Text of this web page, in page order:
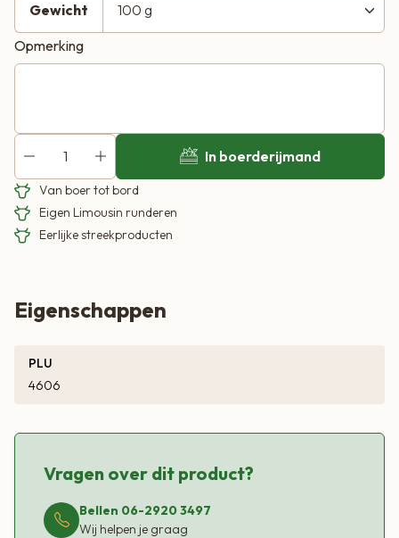
Gewicht
Opmerking
In boerderijmand
Van boer tot bord
Eigen Limousin runderen
Eerlijke streekproducten
Eigenschappen
PLU
4606
Vragen over dit product?
Bellen 06-2920 3497
Wij helpen je graag